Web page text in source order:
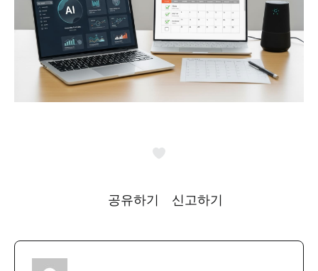
공유하기 신고하기